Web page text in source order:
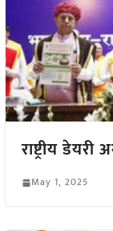
राष्ट्रीय
May 1, 2025